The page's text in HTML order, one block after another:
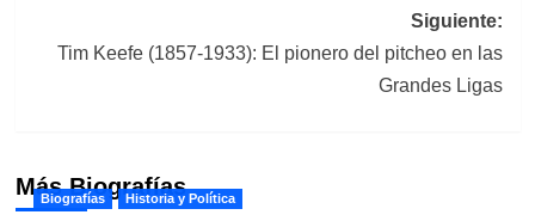
Siguiente:
Tim Keefe (1857-1933): El pionero del pitcheo en las
Grandes Ligas
Más Biografías
Biografías Historia y Política